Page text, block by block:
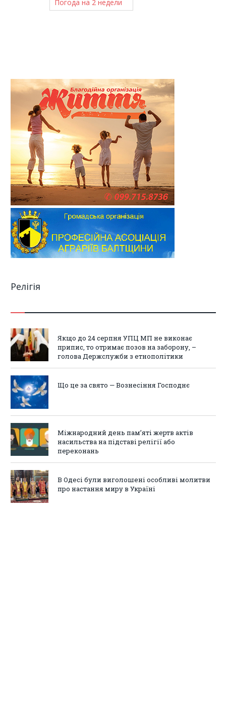
Погода на 2 недели
Релігія
Якщо до 24 серпня УПЦ МП не виконає
припис, то отримає позов на заборону, –
голова Держслужби з етнополітики
Що це за свято — Вознесіння Господнє
Міжнародний день пам’яті жертв актів
насильства на підставі релігії або
переконань
В Одесі були виголошені особливі молитви
про настання миру в Україні